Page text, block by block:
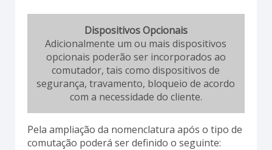
Dispositivos Opcionais
Adicionalmente um ou mais dispositivos
opcionais poderão ser incorporados ao
comutador, tais como dispositivos de
segurança, travamento, bloqueio de acordo
com a necessidade do cliente.
Pela ampliação da nomenclatura após o tipo de
comutação poderá ser definido o seguinte: